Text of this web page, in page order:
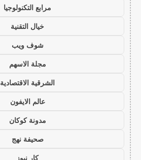
مرابع التكنولوجيا
خيال التقنية
شوف ويب
مجلة الاسهم
الشرقية الاقتصادية
عالم الايفون
مدونة كوكان
صحيفة نهج
كار نيوز